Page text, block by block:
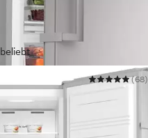
172 x 60 cm B/H/T
Betriebsgeräusch
(68)